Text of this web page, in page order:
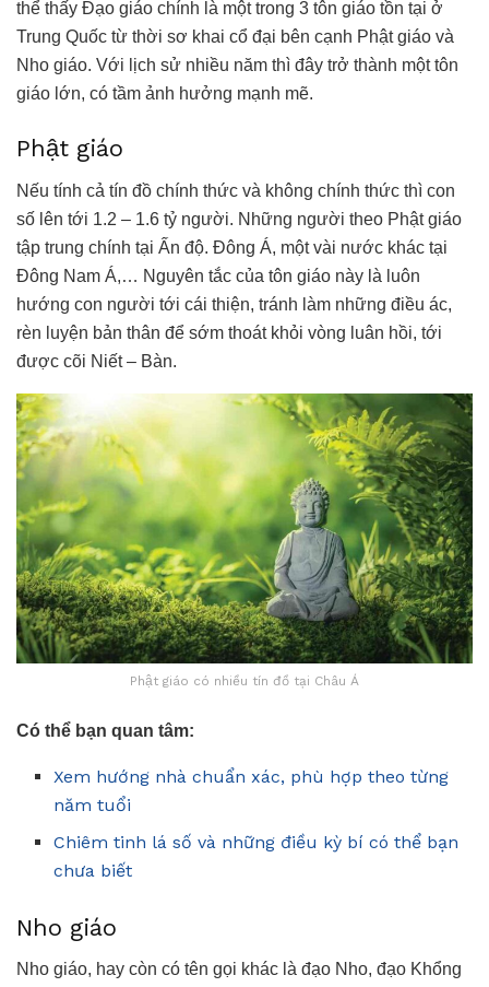
thể thấy Đạo giáo chính là một trong 3 tôn giáo tồn tại ở
Trung Quốc từ thời sơ khai cổ đại bên cạnh Phật giáo và
Nho giáo. Với lịch sử nhiều năm thì đây trở thành một tôn
giáo lớn, có tầm ảnh hưởng mạnh mẽ.
Phật giáo
Nếu tính cả tín đồ chính thức và không chính thức thì con
số lên tới 1.2 – 1.6 tỷ người. Những người theo Phật giáo
tập trung chính tại Ấn độ. Đông Á, một vài nước khác tại
Đông Nam Á,… Nguyên tắc của tôn giáo này là luôn
hướng con người tới cái thiện, tránh làm những điều ác,
rèn luyện bản thân để sớm thoát khỏi vòng luân hồi, tới
được cõi Niết – Bàn.
Phật giáo có nhiều tín đồ tại Châu Á
Có thể bạn quan tâm:
Xem hướng nhà chuẩn xác, phù hợp theo từng
năm tuổi
Chiêm tinh lá số và những điều kỳ bí có thể bạn
chưa biết
Nho giáo
Nho giáo, hay còn có tên gọi khác là đạo Nho, đạo Khổng